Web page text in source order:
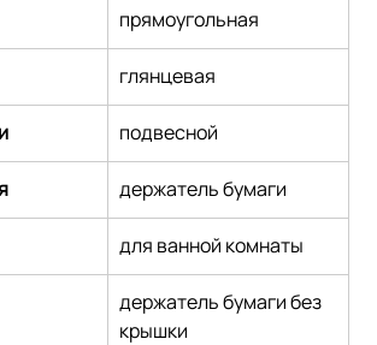
прямоугольная
глянцевая
подвесной
держатель бумаги
для ванной комнаты
держатель бумаги без
крышки